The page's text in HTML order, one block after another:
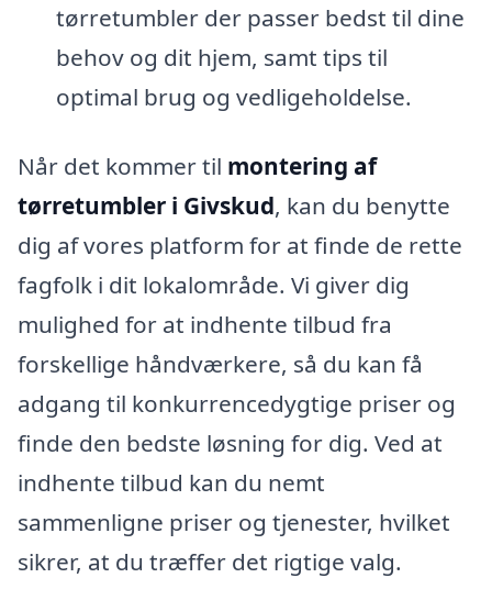
tørretumbler der passer bedst til dine
behov og dit hjem, samt tips til
optimal brug og vedligeholdelse.
Når det kommer til montering af
tørretumbler i Givskud, kan du benytte
dig af vores platform for at finde de rette
fagfolk i dit lokalområde. Vi giver dig
mulighed for at indhente tilbud fra
forskellige håndværkere, så du kan få
adgang til konkurrencedygtige priser og
finde den bedste løsning for dig. Ved at
indhente tilbud kan du nemt
sammenligne priser og tjenester, hvilket
sikrer, at du træffer det rigtige valg.